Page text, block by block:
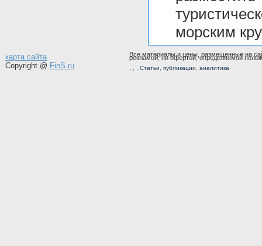
морским
карта сайта
Copyright @ FinS.ru
Все материалы и цены, размещенные на
рекламой, ни офертой, определяемой
Статьи публикации аналитика